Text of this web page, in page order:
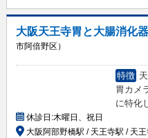
大阪天王寺胃と大腸消化
市阿倍野区）
特徴
胃カメ
に特化
休診日:木曜日、祝日
大阪阿部野橋駅 / 天王寺駅 / 天